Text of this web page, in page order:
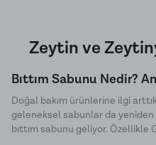
Zeytin ve
Bıttım Sabunu Nedir?
Doğal bakım ürünlerine ilgi
geleneksel sabunlar da yeniden
bıttım sabunu geliyor.